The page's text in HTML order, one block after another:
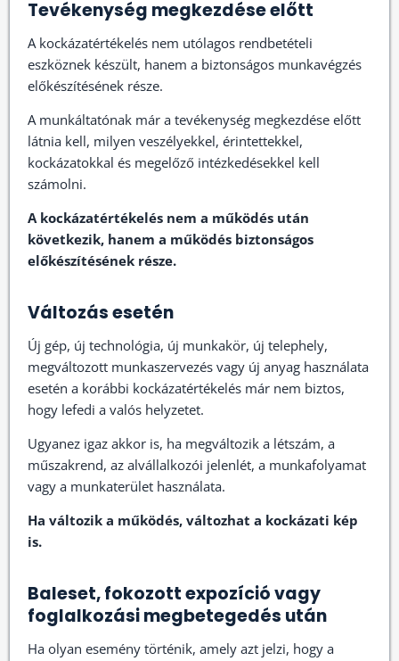
Tevékenység megkezdése előtt
A kockázatértékelés nem utólagos rendbetételi
eszköznek készült, hanem a biztonságos munkavégzés
előkészítésének része.
A munkáltatónak már a tevékenység megkezdése előtt
látnia kell, milyen veszélyekkel, érintettekkel,
kockázatokkal és megelőző intézkedésekkel kell
számolni.
A kockázatértékelés nem a működés után
következik, hanem a működés biztonságos
előkészítésének része.
Változás esetén
Új gép, új technológia, új munkakör, új telephely,
megváltozott munkaszervezés vagy új anyag használata
esetén a korábbi kockázatértékelés már nem biztos,
hogy lefedi a valós helyzetet.
Ugyanez igaz akkor is, ha megváltozik a létszám, a
műszakrend, az alvállalkozói jelenlét, a munkafolyamat
vagy a munkaterület használata.
Ha változik a működés, változhat a kockázati kép
is.
Baleset, fokozott expozíció vagy
foglalkozási megbetegedés után
Ha olyan esemény történik, amely azt jelzi, hogy a